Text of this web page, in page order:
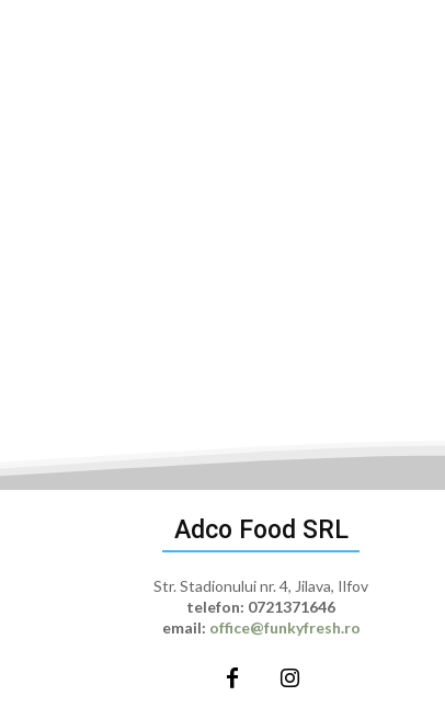
Adco Food SRL
Str. Stadionului nr. 4, Jilava, Ilfov
telefon: 0721371646
email: office@funkyfresh.ro